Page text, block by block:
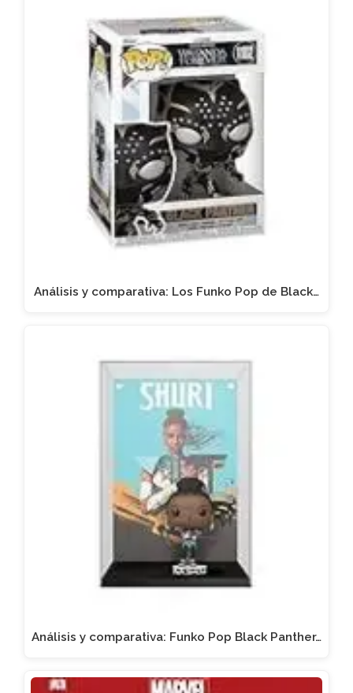
Análisis y comparativa: Los Funko Pop de Black…
Análisis y comparativa: Funko Pop Black Panther…